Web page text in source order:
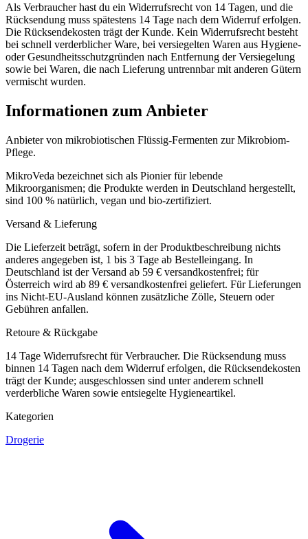
Als Verbraucher hast du ein Widerrufsrecht von 14 Tagen, und die
Rücksendung muss spätestens 14 Tage nach dem Widerruf erfolgen.
Die Rücksendekosten trägt der Kunde. Kein Widerrufsrecht besteht
bei schnell verderblicher Ware, bei versiegelten Waren aus Hygiene-
oder Gesundheitsschutzgründen nach Entfernung der Versiegelung
sowie bei Waren, die nach Lieferung untrennbar mit anderen Gütern
vermischt wurden.
Informationen zum Anbieter
Anbieter von mikrobiotischen Flüssig-Fermenten zur Mikrobiom-
Pflege.
MikroVeda bezeichnet sich als Pionier für lebende
Mikroorganismen; die Produkte werden in Deutschland hergestellt,
sind 100 % natürlich, vegan und bio-zertifiziert.
Versand & Lieferung
Die Lieferzeit beträgt, sofern in der Produktbeschreibung nichts
anderes angegeben ist, 1 bis 3 Tage ab Bestelleingang. In
Deutschland ist der Versand ab 59 € versandkostenfrei; für
Österreich wird ab 89 € versandkostenfrei geliefert. Für Lieferungen
ins Nicht-EU-Ausland können zusätzliche Zölle, Steuern oder
Gebühren anfallen.
Retoure & Rückgabe
14 Tage Widerrufsrecht für Verbraucher. Die Rücksendung muss
binnen 14 Tagen nach dem Widerruf erfolgen, die Rücksendekosten
trägt der Kunde; ausgeschlossen sind unter anderem schnell
verderbliche Waren sowie entsiegelte Hygieneartikel.
Kategorien
Drogerie